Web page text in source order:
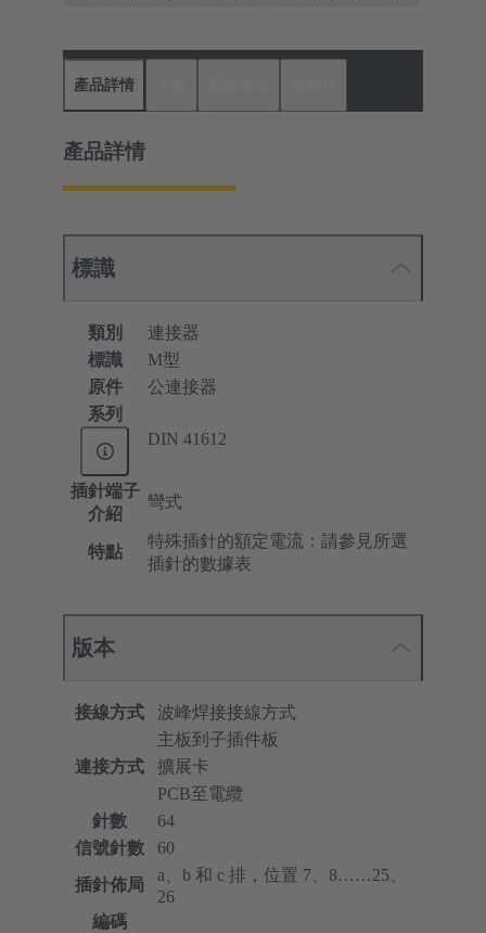
產品詳情
產品詳情
標識
類別
連接器
標識
M型
原件
公連接器
系列
DIN 41612
插針端子
介紹
彎式
特點
特殊插針的額定電流：請參見所選
插針的數據表
版本
接線方式 波峰焊接接線方式
連接方式
主板到子插件板
擴展卡
PCB至電纜
針數
64
信號針數
60
插針佈局
a、b 和 c 排，位置 7、8……25、
26
編碼